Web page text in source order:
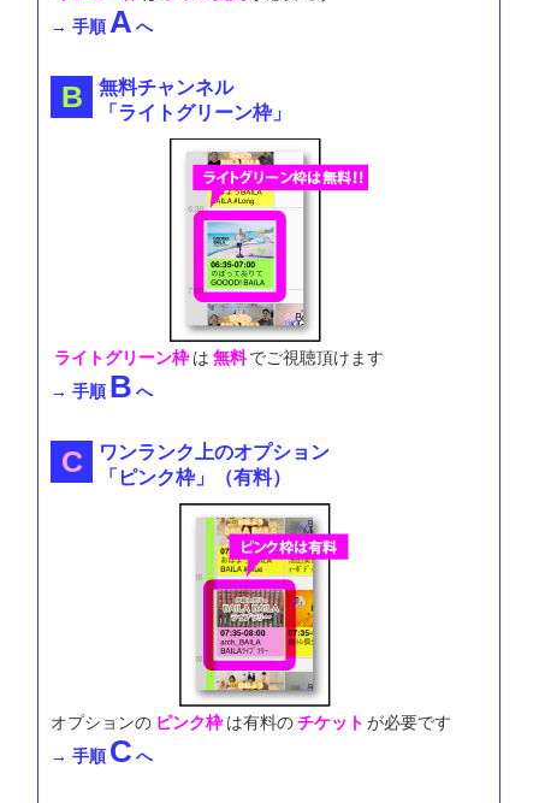
→ 手順 A へ
無料チャンネル
「ライトグリーン枠」
ライトグリーン枠 は 無料 でご視聴頂けます
→ 手順 B へ
ワンランク上のオプション
「ピンク枠」（有料）
オプションの ピンク枠 は有料の チケット が必要です
→ 手順 C へ